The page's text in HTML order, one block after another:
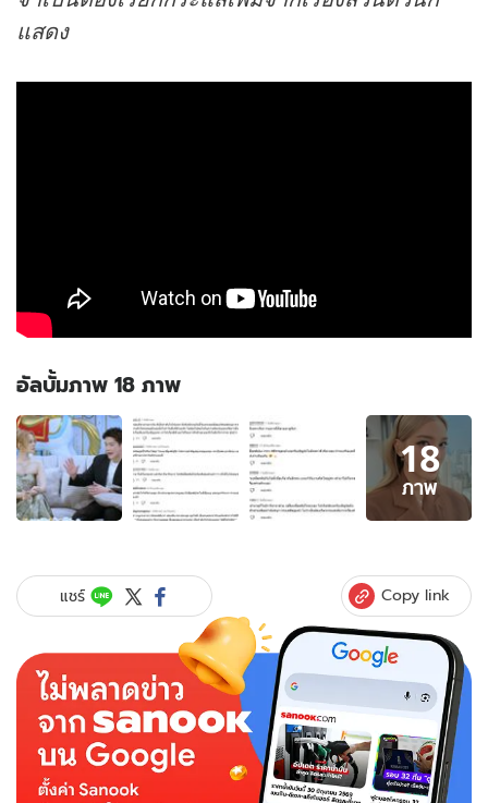
แสดง
อัลบั้มภาพ 18 ภาพ
อัลบั้ม
ภาพ
18
ภาพ
ของ
"จี
น่า
ดราม่า
รายการ
พาด
18
ภาพ
แชร์ Copy link